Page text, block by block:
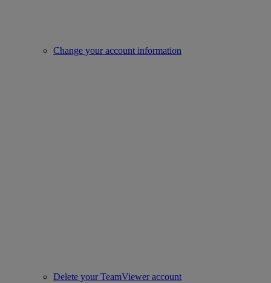
Change your account information
Delete your TeamViewer account